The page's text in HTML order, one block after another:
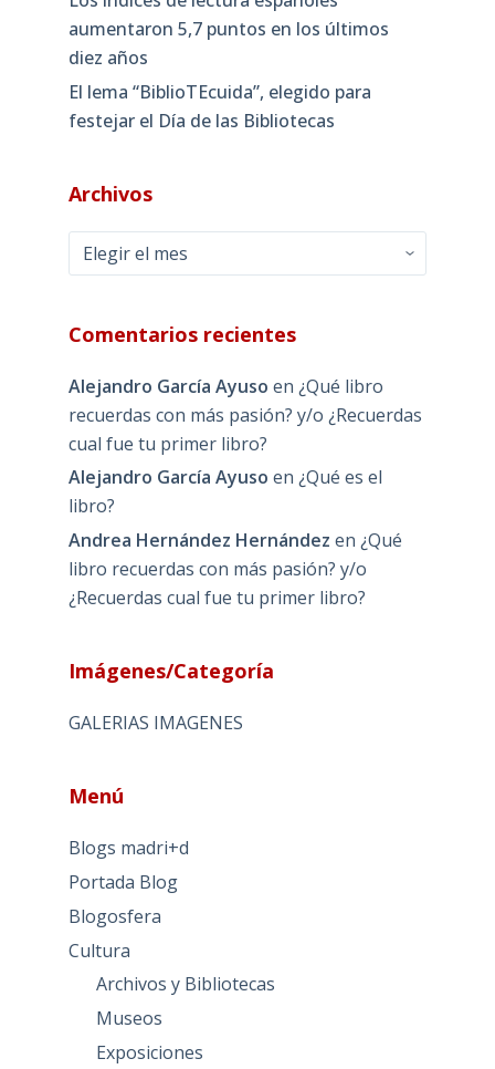
aumentaron 5,7 puntos en los últimos
diez años
El lema “BiblioTEcuida”, elegido para
festejar el Día de las Bibliotecas
Archivos
Archivos
Comentarios recientes
Alejandro García Ayuso en ¿Qué libro
recuerdas con más pasión? y/o ¿Recuerdas
cual fue tu primer libro?
Alejandro García Ayuso en ¿Qué es el
libro?
Andrea Hernández Hernández en ¿Qué
libro recuerdas con más pasión? y/o
¿Recuerdas cual fue tu primer libro?
Imágenes/Categoría
GALERIAS IMAGENES
Menú
Blogs madri+d
Portada Blog
Blogosfera
Cultura
Archivos y Bibliotecas
Museos
Exposiciones